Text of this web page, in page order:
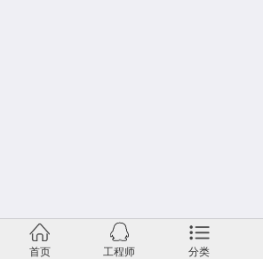
首页 工程师 分类